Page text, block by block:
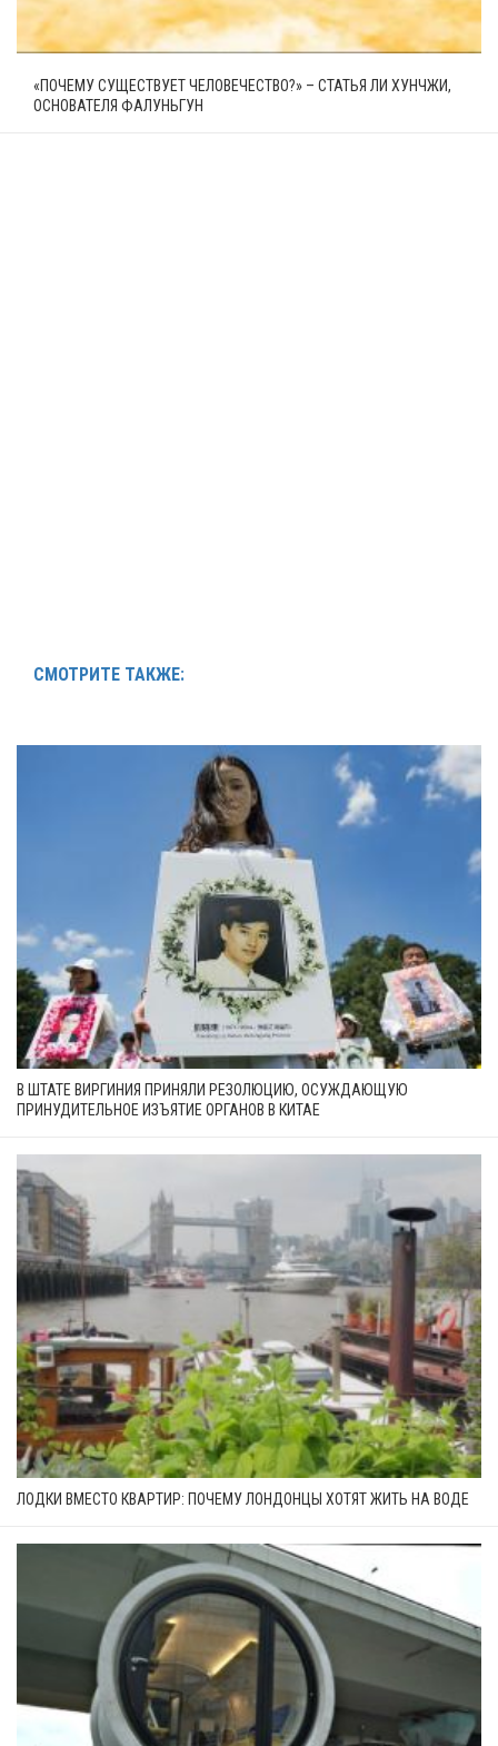
«ПОЧЕМУ СУЩЕСТВУЕТ ЧЕЛОВЕЧЕСТВО?» – СТАТЬЯ ЛИ ХУНЧЖИ,
ОСНОВАТЕЛЯ ФАЛУНЬГУН
СМОТРИТЕ ТАКЖЕ:
В ШТАТЕ ВИРГИНИЯ ПРИНЯЛИ РЕЗОЛЮЦИЮ, ОСУЖДАЮЩУЮ
ПРИНУДИТЕЛЬНОЕ ИЗЪЯТИЕ ОРГАНОВ В КИТАЕ
ЛОДКИ ВМЕСТО КВАРТИР: ПОЧЕМУ ЛОНДОНЦЫ ХОТЯТ ЖИТЬ НА ВОДЕ